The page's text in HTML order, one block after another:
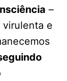
–
virulenta e